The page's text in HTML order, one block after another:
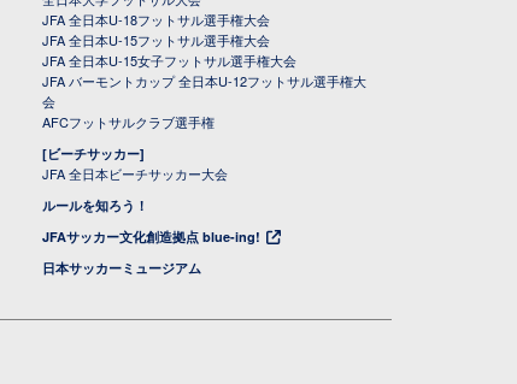
JFA 全日本U-18フットサル選手権大会
JFA 全日本U-15フットサル選手権大会
JFA 全日本U-15女子フットサル選手権大会
JFA バーモントカップ 全日本U-12フットサル選手権大
会
AFCフットサルクラブ選手権
[ビーチサッカー]
JFA 全日本ビーチサッカー大会
ルールを知ろう！
JFAサッカー文化創造拠点 blue-ing!
日本サッカーミュージアム